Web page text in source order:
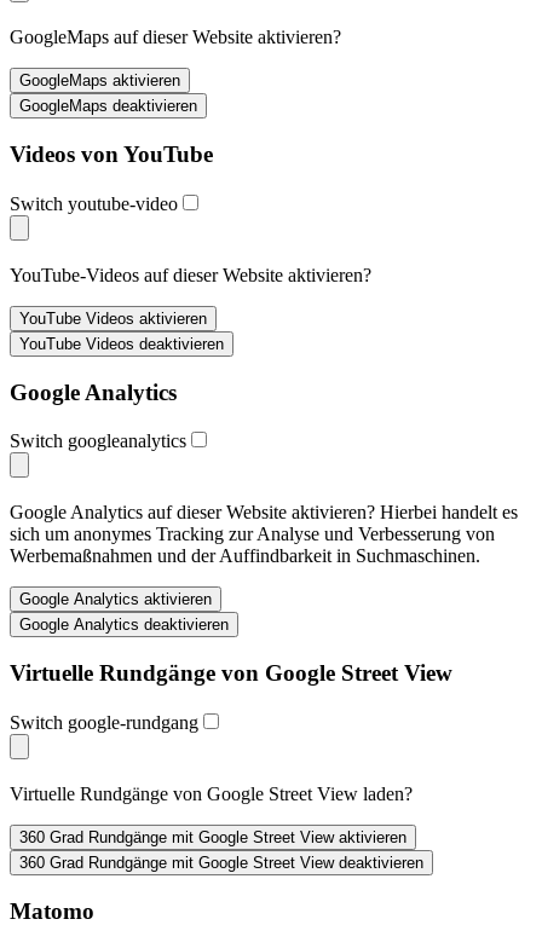
GoogleMaps auf dieser Website aktivieren?
Videos von YouTube
Switch youtube-video
YouTube-Videos auf dieser Website aktivieren?
Google Analytics
Switch googleanalytics
Google Analytics auf dieser Website aktivieren? Hierbei handelt es
sich um anonymes Tracking zur Analyse und Verbesserung von
Werbemaßnahmen und der Auffindbarkeit in Suchmaschinen.
Virtuelle Rundgänge von Google Street View
Switch google-rundgang
Virtuelle Rundgänge von Google Street View laden?
Matomo